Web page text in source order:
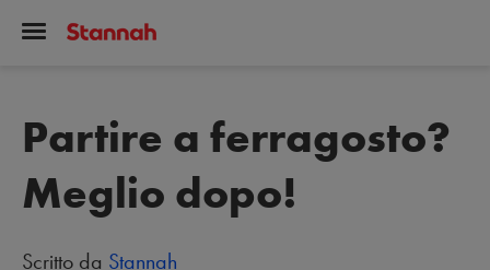
Partire a ferragosto?
Meglio dopo!
Scritto da Stannah